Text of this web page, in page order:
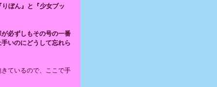
りぼん』と『少女ブッ
必ずしもその号の一番
いのにどうして忘れら
ているので、ここで手